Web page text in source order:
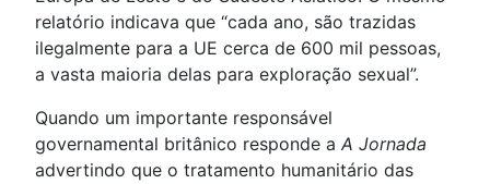
relatório indicava que “cada ano, são trazidas
ilegalmente para a UE cerca de 600 mil pessoas,
a vasta maioria delas para exploração sexual”.
Quando um importante responsável
governamental britânico responde a A Jornada
advertindo que o tratamento humanitário das